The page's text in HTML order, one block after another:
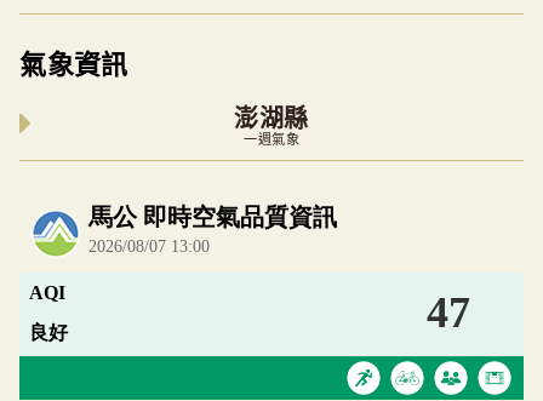
氣象資訊
澎湖縣
一週氣象
內嵌空氣品質小工具為視覺預覽，完整即時空